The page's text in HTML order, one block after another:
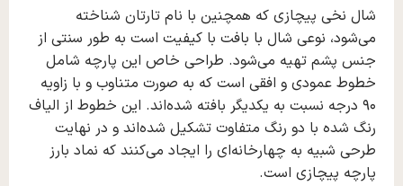
شال نخی پیچازی که همچنین با نام تارتان شناخته
می‌شود، نوعی شال با بافت با کیفیت است به طور سنتی از
جنس پشم تهیه می‌شود. طراحی خاص این پارچه شامل
خطوط عمودی و افقی است که به صورت متناوب و با زاویه
۹۰ درجه نسبت به یکدیگر بافته شده‌اند. این خطوط از الیاف
رنگ شده با دو رنگ متفاوت تشکیل شده‌اند و در نهایت
طرحی شبیه به چهارخانه‌ای را ایجاد می‌کنند که نماد بارز
پارچه پیچازی است.